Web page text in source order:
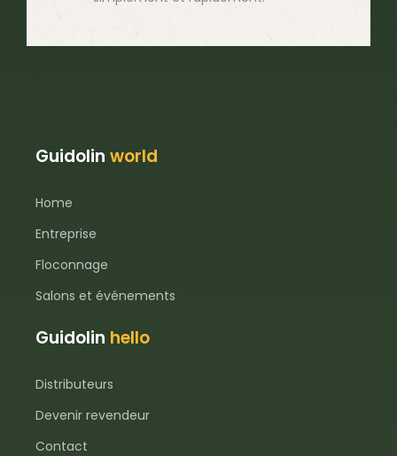
Guidolinworld
Home
Entreprise
Floconnage
Salons et événements
Guidolin hello
Distributeurs
Devenir revendeur
Contact